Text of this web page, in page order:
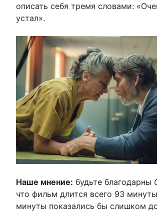
описать себя тремя словами:
устал».
Наше мнение: будьте благодарны
что фильм длится всего 93
минуты показались бы слишком